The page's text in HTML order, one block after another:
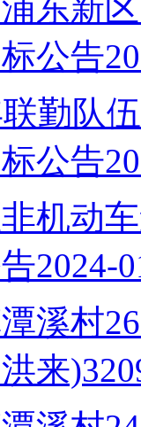
浦东新
公告
勤队
公告
机动
2024-
溪村
洪来